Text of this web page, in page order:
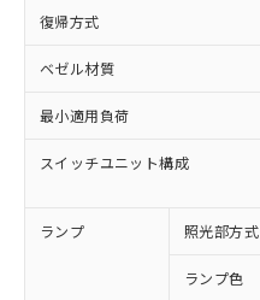
復帰方式
ベゼル材質
最小適用負荷
スイッチユニット構成
ランプ 照光部方式
ランプ色